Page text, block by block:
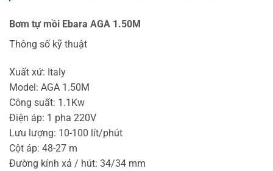
Bơm tự mồi Ebara AGA 1.50M
Thông số kỹ thuật
Xuất xứ: Italy
Model: AGA 1.50M
Công suất: 1.1Kw
Điện áp: 1 pha 220V
Lưu lượng: 10-100 lít/phút
Cột áp: 48-27 m
Đường kính xả / hút: 34/34 mm